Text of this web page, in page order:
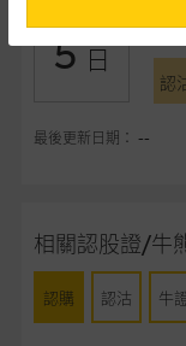
5 日
認
最後更新日期： --
相關認股證/牛
認購 認沽 牛
提供網站內容
網站內容來自我們
供。惟麥格理集團
言，網站內容可能
任何指示價格報價
數而預備的，不構